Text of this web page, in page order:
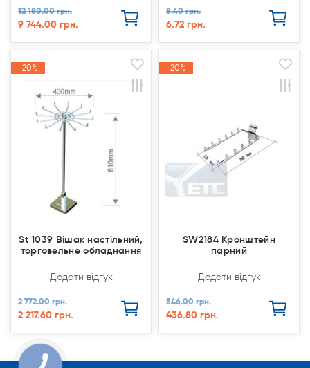
12 180.00 грн.
9 744.00 грн.
8.40 грн.
6.72 грн.
-20%
-20%
St 1039 Вішак настільний,
торговельне обладнання
Додати відгук
2 772.00 грн.
2 217.60 грн.
-20%
-20%
SW2184 Кронштейн
парний
Додати відгук
546.00 грн.
436.80 грн.
КНОПКА